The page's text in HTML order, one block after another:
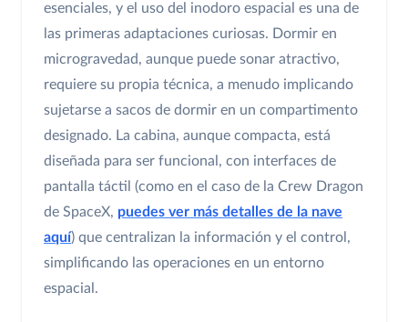
esenciales, y el uso del inodoro espacial es una de
las primeras adaptaciones curiosas. Dormir en
microgravedad, aunque puede sonar atractivo,
requiere su propia técnica, a menudo implicando
sujetarse a sacos de dormir en un compartimento
designado. La cabina, aunque compacta, está
diseñada para ser funcional, con interfaces de
pantalla táctil (como en el caso de la Crew Dragon
de SpaceX, puedes ver más detalles de la nave
aquí) que centralizan la información y el control,
simplificando las operaciones en un entorno
espacial.